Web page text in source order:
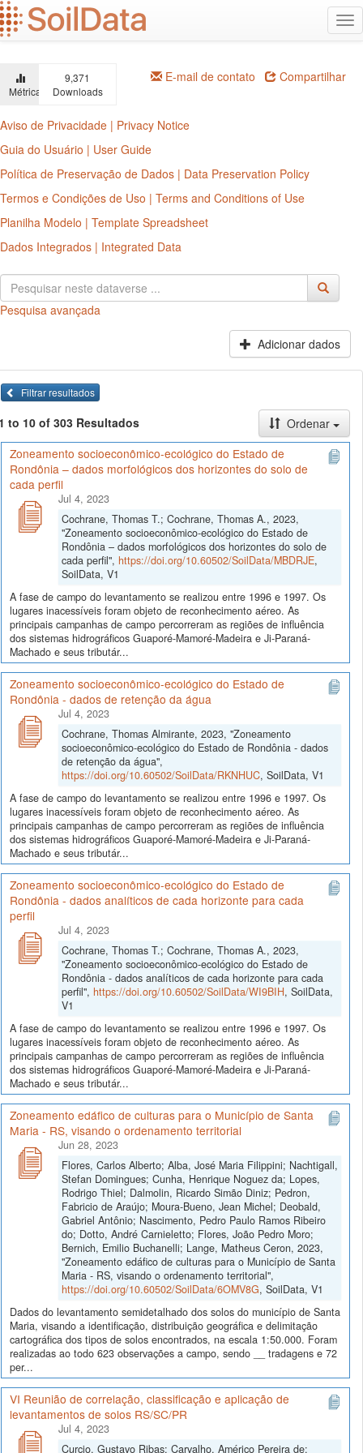
Ir
para
o
principal
Métricas
9,371
Downloads
E-mail de contato Compartilhar
Aviso de Privacidade | Privacy Notice
Guia do Usuário | User Guide
Política de Preservação de Dados | Data Preservation Policy
Termos e Condições de Uso | Terms and Conditions of Use
Planilha Modelo | Template Spreadsheet
Dados Integrados | Integrated Data
Pesquisa avançada
Adicionar dados
Filtrar resultados
to 10 of 303 Resultados
Ordenar
Zoneamento socioeconômico-ecológico do Estado de
Rondônia – dados morfológicos dos horizontes do solo de
cada perfil
Jul 4, 2023
Cochrane, Thomas T.; Cochrane, Thomas A., 2023,
"Zoneamento socioeconômico-ecológico do Estado de
Rondônia – dados morfológicos dos horizontes do solo de
cada perfil", https://doi.org/10.60502/SoilData/MBDRJE,
SoilData, V1
A fase de campo do levantamento se realizou entre 1996 e 1997. Os
lugares inacessíveis foram objeto de reconhecimento aéreo. As
principais campanhas de campo percorreram as regiões de influência
dos sistemas hidrográficos Guaporé-Mamoré-Madeira e Ji-Paraná-
Machado e seus tributár...
Zoneamento socioeconômico-ecológico do Estado de
Rondônia - dados de retenção da água
Jul 4, 2023
Cochrane, Thomas Almirante, 2023, "Zoneamento
socioeconômico-ecológico do Estado de Rondônia - dados
de retenção da água",
https://doi.org/10.60502/SoilData/RKNHUC, SoilData, V1
A fase de campo do levantamento se realizou entre 1996 e 1997. Os
lugares inacessíveis foram objeto de reconhecimento aéreo. As
principais campanhas de campo percorreram as regiões de influência
dos sistemas hidrográficos Guaporé-Mamoré-Madeira e Ji-Paraná-
Machado e seus tributár...
Zoneamento socioeconômico-ecológico do Estado de
Rondônia - dados analíticos de cada horizonte para cada
perfil
Jul 4, 2023
Cochrane, Thomas T.; Cochrane, Thomas A., 2023,
"Zoneamento socioeconômico-ecológico do Estado de
Rondônia - dados analíticos de cada horizonte para cada
perfil", https://doi.org/10.60502/SoilData/WI9BIH, SoilData,
V1
A fase de campo do levantamento se realizou entre 1996 e 1997. Os
lugares inacessíveis foram objeto de reconhecimento aéreo. As
principais campanhas de campo percorreram as regiões de influência
dos sistemas hidrográficos Guaporé-Mamoré-Madeira e Ji-Paraná-
Machado e seus tributár...
Zoneamento edáfico de culturas para o Município de Santa
Maria - RS, visando o ordenamento territorial
Jun 28, 2023
Flores, Carlos Alberto; Alba, José Maria Filippini; Nachtigall,
Stefan Domingues; Cunha, Henrique Noguez da; Lopes,
Rodrigo Thiel; Dalmolin, Ricardo Simão Diniz; Pedron,
Fabricio de Araújo; Moura-Bueno, Jean Michel; Deobald,
Gabriel Antônio; Nascimento, Pedro Paulo Ramos Ribeiro
do; Dotto, André Carnieletto; Flores, João Pedro Moro;
Bernich, Emilio Buchanelli; Lange, Matheus Ceron, 2023,
"Zoneamento edáfico de culturas para o Município de Santa
Maria - RS, visando o ordenamento territorial",
https://doi.org/10.60502/SoilData/6OMV8G, SoilData, V1
Dados do levantamento semidetalhado dos solos do município de Santa
Maria, visando a identificação, distribuição geográfica e delimitação
cartográfica dos tipos de solos encontrados, na escala 1:50.000. Foram
realizadas ao todo 623 observações a campo, sendo __ tradagens e 72
per...
VI Reunião de correlação, classificação e aplicação de
levantamentos de solos RS/SC/PR
Jul 4, 2023
Curcio, Gustavo Ribas; Carvalho, Américo Pereira de;